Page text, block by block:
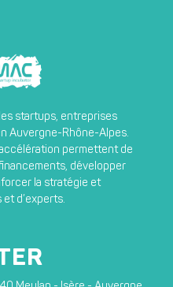
startups, entreprises
Auvergne-Rhône-Alpes.
permettent de
développer
la stratégie et
d’experts.